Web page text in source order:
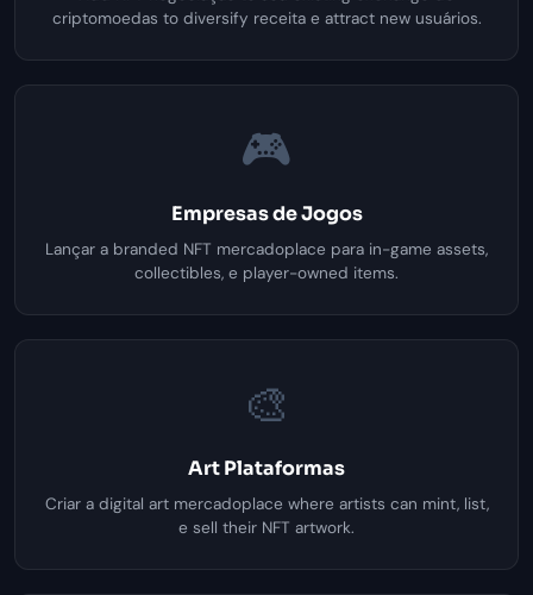
criptomoedas to diversify receita e attract new usuários.
🎮
Empresas de Jogos
Lançar a branded NFT mercadoplace para in-game assets,
collectibles, e player-owned items.
🎨
Art Plataformas
Criar a digital art mercadoplace where artists can mint, list,
e sell their NFT artwork.